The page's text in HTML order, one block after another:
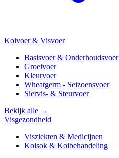
Koivoer & Visvoer
Basisvoer & Onderhoudsvoer
Groeivoer
Kleurvoer
Wheatgerm - Seizoensvoer
Siervis- & Steurvoer
Bekijk alle →
Visgezondheid
Visziekten & Medicijnen
Koisok & Koibehandeling